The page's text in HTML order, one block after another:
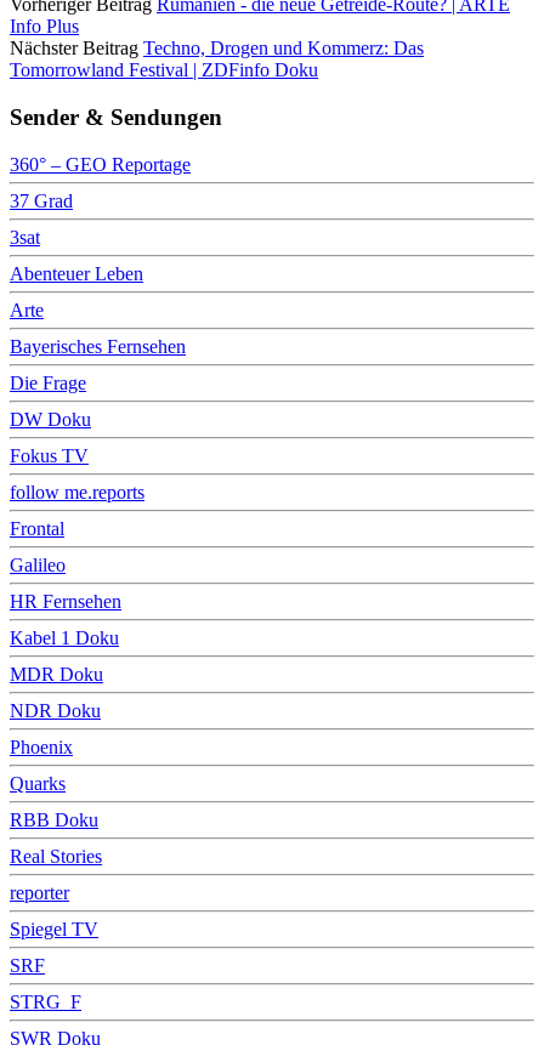
Vorheriger Beitrag Rumänien - die neue Getreide-Route? | ARTE
Info Plus
Nächster Beitrag Techno, Drogen und Kommerz: Das
Tomorrowland Festival | ZDFinfo Doku
Sender & Sendungen
360° – GEO Reportage
37 Grad
3sat
Abenteuer Leben
Arte
Bayerisches Fernsehen
Die Frage
DW Doku
Fokus TV
follow me.reports
Frontal
Galileo
HR Fernsehen
Kabel 1 Doku
MDR Doku
NDR Doku
Phoenix
Quarks
RBB Doku
Real Stories
reporter
Spiegel TV
SRF
STRG_F
SWR Doku